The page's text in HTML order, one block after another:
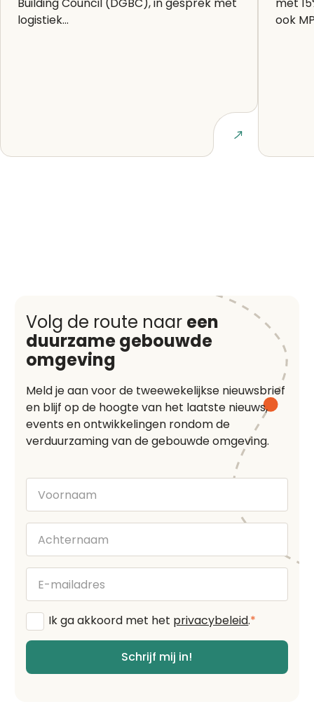
Building Council (DGBC), in gesprek met
logistiek...
Lees artikel
met
ook
Volg de route naar een
duurzame gebouwde
omgeving
Meld je aan voor de tweewekelijkse nieuwsbrief
en blijf op de hoogte van het laatste nieuws,
events en ontwikkelingen rondom de
verduurzaming van de gebouwde omgeving.
Voornaam
Achternaam
E-
mailadres
Algemene
voorwaarden*
Ik ga akkoord met het privacybeleid.*
Schrijf mij in!